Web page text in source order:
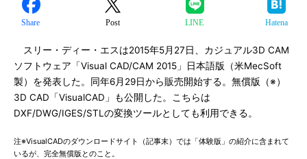
Share Post LINE Hatena
スリー・ディー・エスは2015年5月27日、カジュアル3D CAM
ソフトウェア「Visual CAD/CAM 2015」日本語版（米MecSoft
製）を発表した。同年6月29日から販売開始する。無償版（※）
3D CAD「VisualCAD」も公開した。こちらは
DXF/DWG/IGES/STLの変換ツールとしても利用できる。
注※VisualCADのダウンロードサイト（記事末）では「体験版」の紹介に含まれて
いるが、完全無償版とのこと。